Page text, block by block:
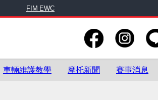
FIM EWC
車輛維護教學 摩托新聞 賽事消息